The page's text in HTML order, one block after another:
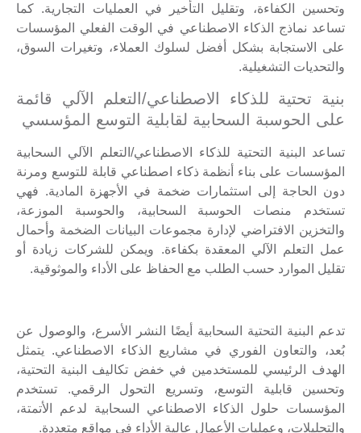
وتحسين الكفاءة، وتقليل التأخير في العمليات التجارية. كما
تساعد نماذج الذكاء الاصطناعي في الوقت الفعلي المؤسسات
على الاستجابة بشكل أفضل لسلوك العملاء، وتغيرات السوق،
والتحديات التشغيلية.
بنية تحتية للذكاء الاصطناعي/التعلم الآلي قائمة
على الحوسبة السحابية لقابلية التوسع المؤسسي
تساعد البنية التحتية للذكاء الاصطناعي/التعلم الآلي السحابية
المؤسسات على بناء أنظمة ذكاء اصطناعي قابلة للتوسع ومرنة
دون الحاجة إلى استثمارات ضخمة في الأجهزة المادية. فهي
تستخدم منصات الحوسبة السحابية، والحوسبة الموزعة،
والتخزين الافتراضي لإدارة مجموعات البيانات الضخمة وأحمال
عمل التعلم الآلي المعقدة بكفاءة. ويمكن للشركات زيادة أو
تقليل الموارد حسب الطلب مع الحفاظ على الأداء والموثوقية.
تدعم البنية التحتية السحابية أيضًا النشر الأسرع، والوصول عن
بُعد، والتعاون الفوري في مشاريع الذكاء الاصطناعي. يتمثل
الهدف الرئيسي للمستخدمين في خفض تكاليف البنية التحتية،
وتحسين قابلية التوسع، وتسريع التحول الرقمي. تستخدم
المؤسسات حلول الذكاء الاصطناعي السحابية لدعم الأتمتة،
والتحليلات، وعمليات الأعمال عالية الأداء في مواقع متعددة.